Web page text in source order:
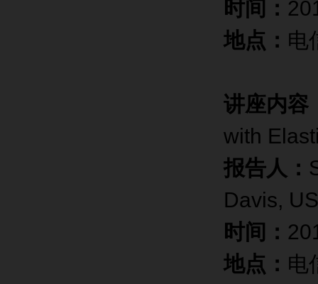
时间：
地点： 电
讲座内容
with
报告人：
Davis,
时间：
地点： 电